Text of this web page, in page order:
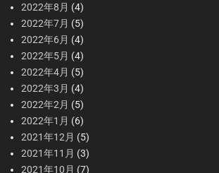
2022年8月 (4)
2022年7月 (5)
2022年6月 (4)
2022年5月 (4)
2022年4月 (5)
2022年3月 (4)
2022年2月 (5)
2022年1月 (6)
2021年12月 (5)
2021年11月 (3)
2021年10月 (7)